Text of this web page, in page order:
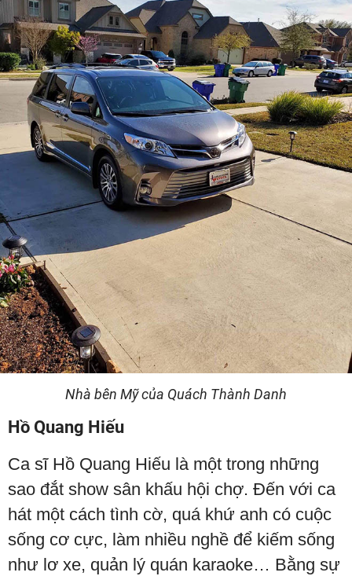
Nhà bên Mỹ của Quách Thành Danh
Hồ Quang Hiếu
Ca sĩ Hồ Quang Hiếu là một trong những
sao đắt show sân khấu hội chợ. Đến với ca
hát một cách tình cờ, quá khứ anh có cuộc
sống cơ cực, làm nhiều nghề để kiếm sống
như lơ xe, quản lý quán karaoke… Bằng sự